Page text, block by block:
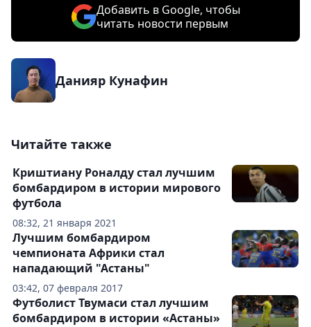
Добавить в Google, чтобы
читать новости первым
Данияр Кунафин
Читайте также
08:32, 21 января 2021
Криштиану Роналду стал лучшим
бомбардиром в истории мирового
футбола
03:42, 07 февраля 2017
Лучшим бомбардиром
чемпионата Африки стал
нападающий "Астаны"
Футболист Твумаси стал лучшим
бомбардиром в истории «Астаны»